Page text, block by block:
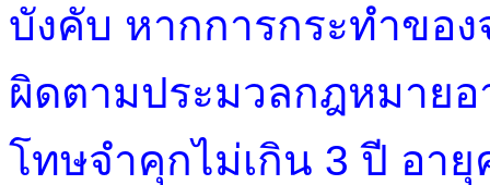
บังคับ หากการกระทำขอ
ผิดตามประมวลกฎหมายอ
โทษจำคุกไม่เกิน 3 ปี อา